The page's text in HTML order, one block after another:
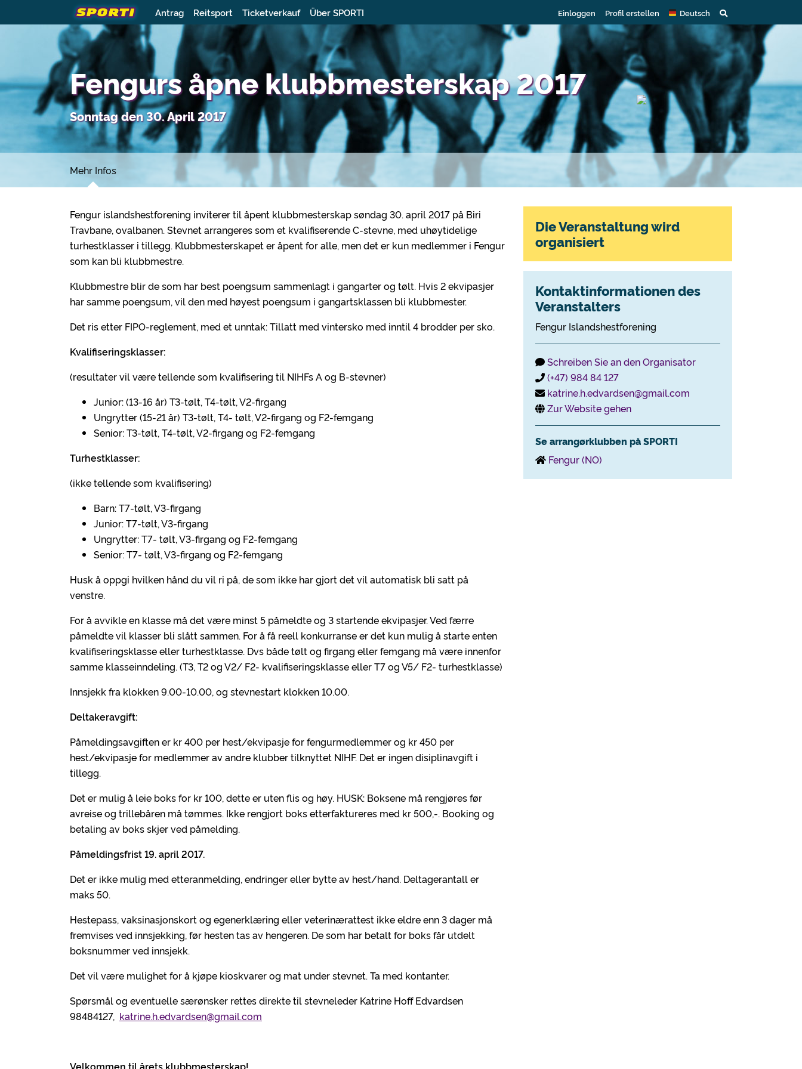
Antrag Reitsport Ticketverkauf Über SPORTI Einloggen Profil erstellen Deutsch
Fengurs åpne klubbmesterskap 2017
Sonntag den 30. April 2017
Mehr Infos
Fengur islandshestforening inviterer til åpent klubbmesterskap søndag 30. april 2017 på Biri
Travbane, ovalbanen. Stevnet arrangeres som et kvalifiserende C-stevne, med uhøytidelige
turhestklasser i tillegg. Klubbmesterskapet er åpent for alle, men det er kun medlemmer i Fengur
som kan bli klubbmestre.
Klubbmestre blir de som har best poengsum sammenlagt i gangarter og tølt. Hvis 2 ekvipasjer
har samme poengsum, vil den med høyest poengsum i gangartsklassen bli klubbmester.
Det ris etter FIPO-reglement, med et unntak: Tillatt med vintersko med inntil 4 brodder per sko.
Kvalifiseringsklasser:
(resultater vil være tellende som kvalifisering til NIHFs A og B-stevner)
Junior: (13-16 år) T3-tølt, T4-tølt, V2-firgang
Ungrytter (15-21 år) T3-tølt, T4- tølt, V2-firgang og F2-femgang
Senior: T3-tølt, T4-tølt, V2-firgang og F2-femgang
Turhestklasser:
(ikke tellende som kvalifisering)
Barn: T7-tølt, V3-firgang
Junior: T7-tølt, V3-firgang
Ungrytter: T7- tølt, V3-firgang og F2-femgang
Senior: T7- tølt, V3-firgang og F2-femgang
Husk å oppgi hvilken hånd du vil ri på, de som ikke har gjort det vil automatisk bli satt på
venstre.
For å avvikle en klasse må det være minst 5 påmeldte og 3 startende ekvipasjer. Ved færre
påmeldte vil klasser bli slått sammen. For å få reell konkurranse er det kun mulig å starte enten
kvalifiseringsklasse eller turhestklasse. Dvs både tølt og firgang eller femgang må være innenfor
samme klasseinndeling. (T3, T2 og V2/ F2- kvalifiseringsklasse eller T7 og V5/ F2- turhestklasse)
Innsjekk fra klokken 9.00-10.00, og stevnestart klokken 10.00.
Deltakeravgift:
Påmeldingsavgiften er kr 400 per hest/ekvipasje for fengurmedlemmer og kr 450 per
hest/ekvipasje for medlemmer av andre klubber tilknyttet NIHF. Det er ingen disiplinavgift i
tillegg.
Det er mulig å leie boks for kr 100, dette er uten flis og høy. HUSK: Boksene må rengjøres før
avreise og trillebåren må tømmes. Ikke rengjort boks etterfaktureres med kr 500,-. Booking og
betaling av boks skjer ved påmelding.
Påmeldingsfrist 19. april 2017.
Det er ikke mulig med etteranmelding, endringer eller bytte av hest/hand. Deltagerantall er
maks 50.
Hestepass, vaksinasjonskort og egenerklæring eller veterinærattest ikke eldre enn 3 dager må
fremvises ved innsjekking, før hesten tas av hengeren. De som har betalt for boks får utdelt
boksnummer ved innsjekk.
Det vil være mulighet for å kjøpe kioskvarer og mat under stevnet. Ta med kontanter.
Spørsmål og eventuelle særønsker rettes direkte til stevneleder Katrine Hoff Edvardsen
98484127, katrine.h.edvardsen@gmail.com
Velkommen til årets klubbmesterskap!
Die Veranstaltung wird
organisiert
Kontaktinformationen des
Veranstalters
Fengur Islandshestforening
Schreiben Sie an den Organisator
(+47) 984 84 127
katrine.h.edvardsen@gmail.com
Zur Website gehen
Se arrangørklubben på SPORTI
Fengur (NO)